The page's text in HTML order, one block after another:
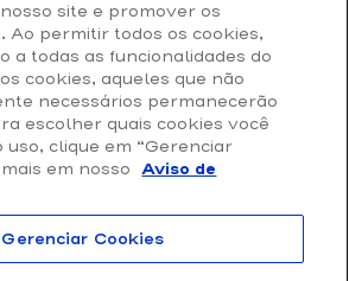
de Dados
site e promover os
Ao permitir todos os cookies,
a todas as funcionalidades do
cookies, aqueles que não
necessários permanecerão
escolher quais cookies você
clique em “Gerenciar
em nosso
Aviso de
Gerenciar Cookies